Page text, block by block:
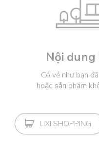
Nội
Có vẻ như bạn
hoặc sản phẩm
LIXI SHOPPING